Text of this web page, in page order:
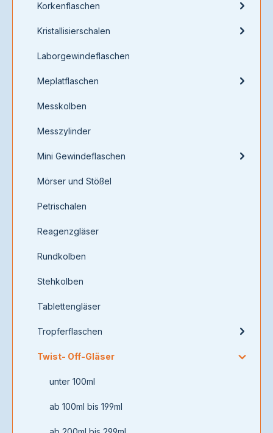
Korkenflaschen
Kristallisierschalen
Laborgewindeflaschen
Meplatflaschen
Messkolben
Messzylinder
Mini Gewindeflaschen
Mörser und Stößel
Petrischalen
Reagenzgläser
Rundkolben
Stehkolben
Tablettengläser
Tropferflaschen
Twist- Off-Gläser
unter 100ml
ab 100ml bis 199ml